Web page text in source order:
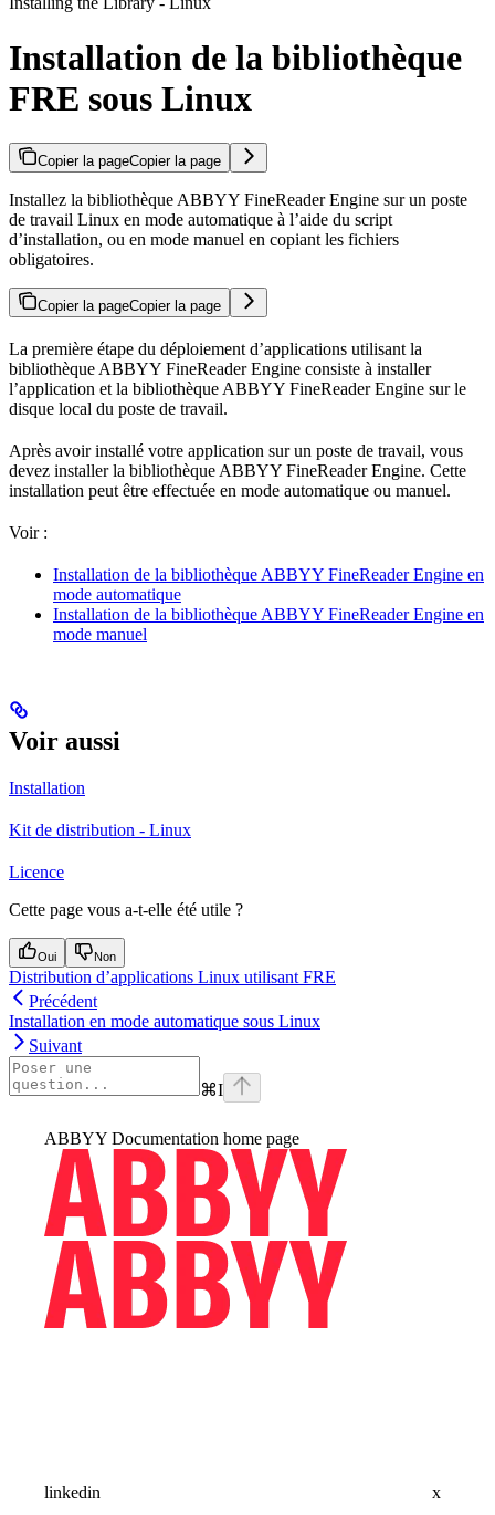
Installation de la bibliothèque
FRE sous Linux
Copier la pageCopier la page
Installez la bibliothèque ABBYY FineReader Engine sur un poste
de travail Linux en mode automatique à l’aide du script
d’installation, ou en mode manuel en copiant les fichiers
obligatoires.
Copier la pageCopier la page
La première étape du déploiement d’applications utilisant la
bibliothèque ABBYY FineReader Engine consiste à installer
l’application et la bibliothèque ABBYY FineReader Engine sur le
disque local du poste de travail.
Après avoir installé votre application sur un poste de travail, vous
devez installer la bibliothèque ABBYY FineReader Engine. Cette
installation peut être effectuée en mode automatique ou manuel.
Voir :
Installation de la bibliothèque ABBYY FineReader Engine en
mode automatique
Installation de la bibliothèque ABBYY FineReader Engine en
mode manuel
Voir aussi
Installation
Kit de distribution - Linux
Licence
Cette page vous a-t-elle été utile ?
Oui Non
Distribution d’applications Linux utilisant FRE
Précédent
Installation en mode automatique sous Linux
Suivant
⌘I
ABBYY Documentation home page
linkedin x